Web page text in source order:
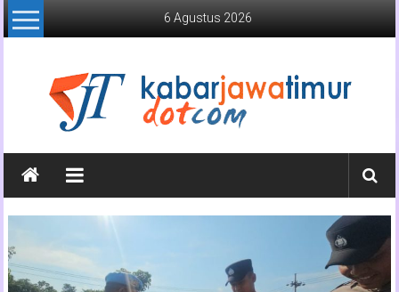
Lompat
ke
6 Agustus 2026
Kabar
Jawa
Timur
Media
Online